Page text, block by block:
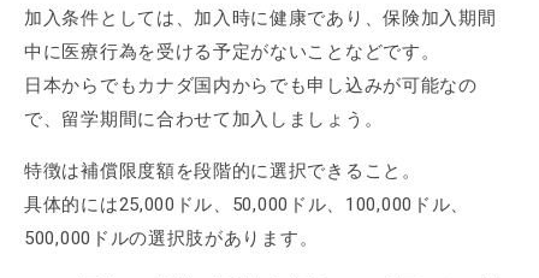
加入条件としては、加入時に健康であり、保険加入期間
中に医療行為を受ける予定がないことなどです。
日本からでもカナダ国内からでも申し込みが可能なの
で、留学期間に合わせて加入しましょう。
特徴は補償限度額を段階的に選択できること。
具体的には25,000ドル、50,000ドル、100,000ドル、
500,000ドルの選択肢があります。